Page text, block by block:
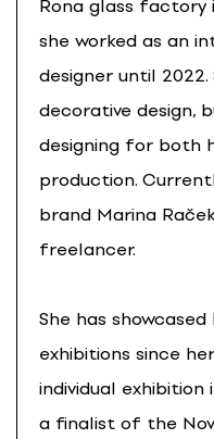
Rona glass factory
she worked as an
designer until
decorative design,
designing for both
production.
brand Marina
freelancer.
She has
exhibitions since
individual exhibition
a finalist of the